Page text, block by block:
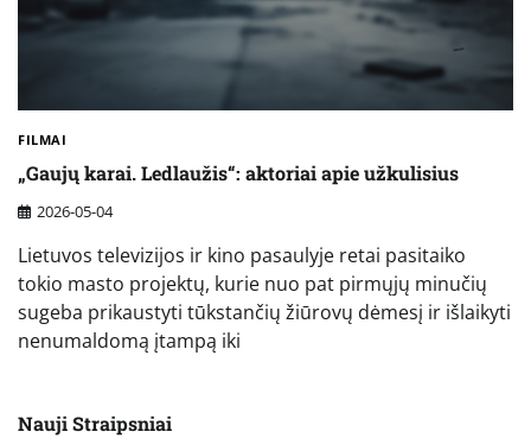
FILMAI
„Gaujų karai. Ledlaužis“: aktoriai apie užkulisius
2026-05-04
Lietuvos televizijos ir kino pasaulyje retai pasitaiko
tokio masto projektų, kurie nuo pat pirmųjų minučių
sugeba prikaustyti tūkstančių žiūrovų dėmesį ir išlaikyti
nenumaldomą įtampą iki
Nauji Straipsniai